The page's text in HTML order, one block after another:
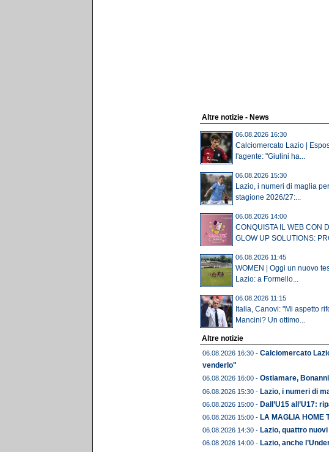
Altre notizie - News
06.08.2026 16:30
Calciomercato Lazio |
l'agente: "Giulini ha...
06.08.2026 15:30
Lazio, i numeri di maglia
stagione 2026/27:...
06.08.2026 14:00
CONQUISTA IL WEB CON
GLOW UP SOLUTIONS:
06.08.2026 11:45
WOMEN | Oggi un nuovo
Lazio: a Formello...
06.08.2026 11:15
Italia, Canovi: "Mi aspetto
Mancini? Un ottimo...
Altre notizie
06.08.2026 16:30 - Calciomercato
venderlo"
06.08.2026 16:00 - Ostiamare,
06.08.2026 15:30 - Lazio, i numeri di
06.08.2026 15:00 - Dall’U15 all’U17:
06.08.2026 15:00 - LA MAGLIA HOME
06.08.2026 14:30 - Lazio, quattro
06.08.2026 14:00 - Lazio, anche